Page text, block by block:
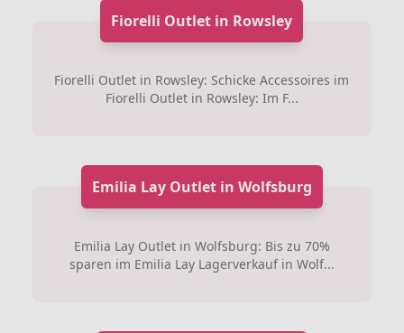
Fiorelli Outlet in Rowsley
Fiorelli Outlet in Rowsley: Schicke Accessoires im
Fiorelli Outlet in Rowsley: Im F...
Emilia Lay Outlet in Wolfsburg
Emilia Lay Outlet in Wolfsburg: Bis zu 70%
sparen im Emilia Lay Lagerverkauf in Wolf...